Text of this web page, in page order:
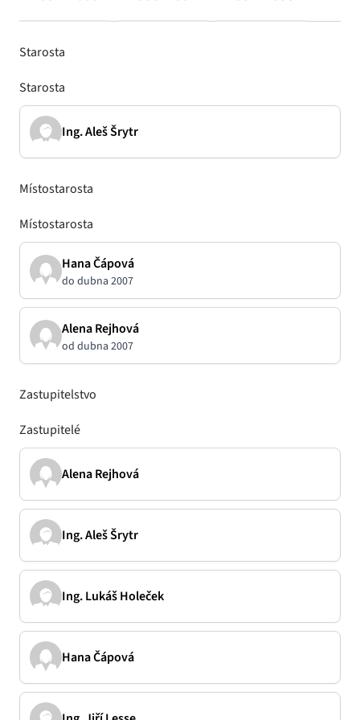
Starosta
Starosta
Ing. Aleš Šrytr
Místostarosta
Místostarosta
Hana Čápová
do dubna 2007
Alena Rejhová
od dubna 2007
Zastupitelstvo
Zastupitelé
Alena Rejhová
Ing. Aleš Šrytr
Ing. Lukáš Holeček
Hana Čápová